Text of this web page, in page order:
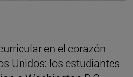
en el corazón
Unidos: los estudiantes